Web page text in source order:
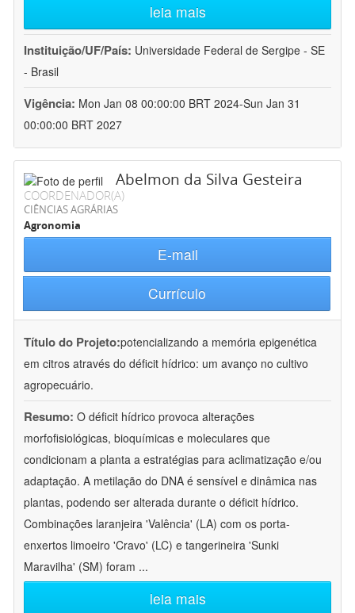
leia mais
Instituição/UF/País: Universidade Federal de Sergipe - SE
- Brasil
Vigência: Mon Jan 08 00:00:00 BRT 2024-Sun Jan 31
00:00:00 BRT 2027
Abelmon da Silva Gesteira
COORDENADOR(A)
CIÊNCIAS AGRÁRIAS
Agronomia
E-mail
Currículo
Título do Projeto:potencializando a memória epigenética
em citros através do déficit hídrico: um avanço no cultivo
agropecuário.
Resumo: O déficit hídrico provoca alterações
morfofisiológicas, bioquímicas e moleculares que
condicionam a planta a estratégias para aclimatização e/ou
adaptação. A metilação do DNA é sensível e dinâmica nas
plantas, podendo ser alterada durante o déficit hídrico.
Combinações laranjeira 'Valência' (LA) com os porta-
enxertos limoeiro 'Cravo' (LC) e tangerineira 'Sunki
Maravilha' (SM) foram ...
leia mais